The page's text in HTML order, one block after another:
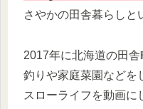
さやかの田舎暮らしと
2017年に北海道の田舎
釣りや家庭菜園などを
スローライフを動画に